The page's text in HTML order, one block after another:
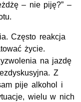
– nie piję?” –
Często reakcja
życie.
na jazdę
Z
pije alkohol i
wielu w nich